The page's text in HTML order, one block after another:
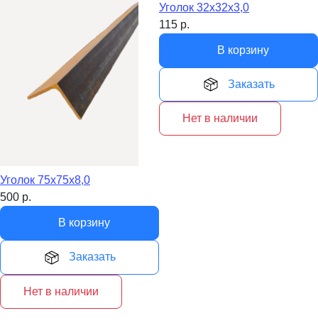
Уголок 75х75х8,0
500 р.
В корзину
Заказать
Нет в наличии
Уголок 32х32х3,0
115 р.
В корзину
Заказать
Нет в наличии